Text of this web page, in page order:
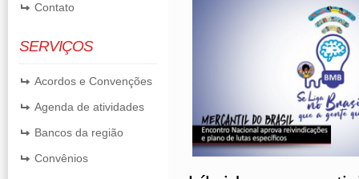
Contato
SERVIÇOS
Acordos e Convenções
Agenda de atividades
Bancos da região
Convênios